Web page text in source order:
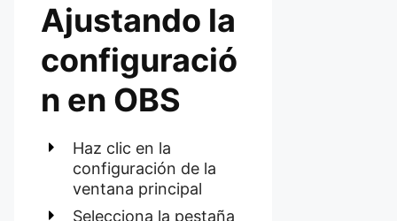
Ajustando la
configuració
n en OBS
Haz clic en la
configuración de la
ventana principal
Selecciona la pestaña